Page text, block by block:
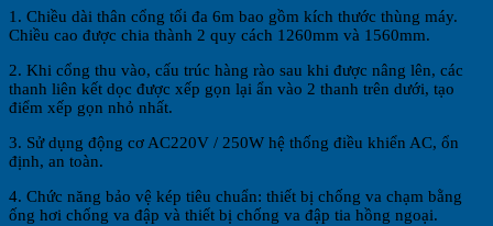
1. Chiều dài thân cổng tối đa 6m bao gồm kích thước thùng máy.
Chiều cao được chia thành 2 quy cách 1260mm và 1560mm.
2. Khi cổng thu vào, cấu trúc hàng rào sau khi được nâng lên, các
thanh liên kết dọc được xếp gọn lại ẩn vào 2 thanh trên dưới, tạo
điểm xếp gọn nhỏ nhất.
3. Sử dụng động cơ AC220V / 250W hệ thống điều khiển AC, ổn
định, an toàn.
4. Chức năng bảo vệ kép tiêu chuẩn: thiết bị chống va chạm bằng
ống hơi chống va đập và thiết bị chống va đập tia hồng ngoại.